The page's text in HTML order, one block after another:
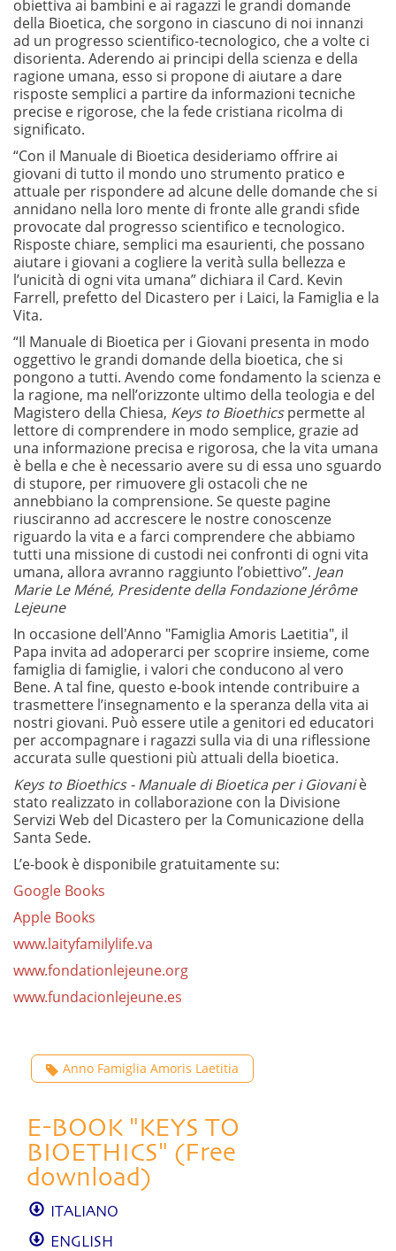
obiettiva ai bambini e ai ragazzi le grandi domande
della Bioetica, che sorgono in ciascuno di noi innanzi
ad un progresso scientifico-tecnologico, che a volte ci
disorienta. Aderendo ai principi della scienza e della
ragione umana, esso si propone di aiutare a dare
risposte semplici a partire da informazioni tecniche
precise e rigorose, che la fede cristiana ricolma di
significato.
“Con il Manuale di Bioetica desideriamo offrire ai
giovani di tutto il mondo uno strumento pratico e
attuale per rispondere ad alcune delle domande che si
annidano nella loro mente di fronte alle grandi sfide
provocate dal progresso scientifico e tecnologico.
Risposte chiare, semplici ma esaurienti, che possano
aiutare i giovani a cogliere la verità sulla bellezza e
l’unicità di ogni vita umana” dichiara il Card. Kevin
Farrell, prefetto del Dicastero per i Laici, la Famiglia e la
Vita.
“Il Manuale di Bioetica per i Giovani presenta in modo
oggettivo le grandi domande della bioetica, che si
pongono a tutti. Avendo come fondamento la scienza e
la ragione, ma nell’orizzonte ultimo della teologia e del
Magistero della Chiesa, Keys to Bioethicspermette al
lettore di comprendere in modo semplice, grazie ad
una informazione precisa e rigorosa, che la vita umana
è bella e che è necessario avere su di essa uno sguardo
di stupore, per rimuovere gli ostacoli che ne
annebbiano la comprensione. Se queste pagine
riusciranno ad accrescere le nostre conoscenze
riguardo la vita e a farci comprendere che abbiamo
tutti una missione di custodi nei confronti di ogni vita
umana, allora avranno raggiunto l’obiettivo”. Jean
Marie Le Méné, Presidente della Fondazione Jérôme
Lejeune
In occasione dell'Anno "Famiglia Amoris Laetitia", il
Papa invita ad adoperarci per scoprire insieme, come
famiglia di famiglie, i valori che conducono al vero
Bene. A tal fine, questo e-book intende contribuire a
trasmettere l’insegnamento e la speranza della vita ai
nostri giovani. Può essere utile a genitori ed educatori
per accompagnare i ragazzi sulla via di una riflessione
accurata sulle questioni più attuali della bioetica.
Keys to Bioethics - Manuale di Bioetica per i Giovaniè
stato realizzato in collaborazione con la Divisione
Servizi Web del Dicastero per la Comunicazione della
Santa Sede.
L’e-book è disponibile gratuitamente su:
Google Books
Apple Books
www.laityfamilylife.va
www.fondationlejeune.org
www.fundacionlejeune.es
Anno Famiglia Amoris Laetitia
E-BOOK "KEYS TO
BIOETHICS" (Free
download)
ITALIANO
ENGLISH